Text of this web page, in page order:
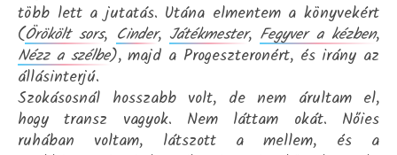
több lett a jutatás. Utána elmentem a könyvekért
(Örökölt sors, Cinder, Játékmester, Fegyver a kézben,
Nézz a szélbe), majd a Progeszteronért, és irány az
állásinterjú.
Szokásosnál hosszabb volt, de nem árultam el,
hogy transz vagyok. Nem láttam okát. Nőies
ruhában voltam, látszott a mellem, és a